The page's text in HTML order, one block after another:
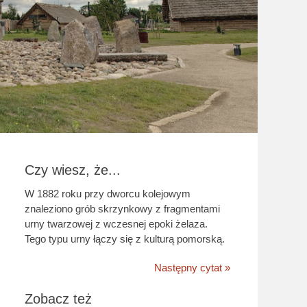
Czy wiesz, że...
W 1882 roku przy dworcu kolejowym
znaleziono grób skrzynkowy z fragmentami
urny twarzowej z wczesnej epoki żelaza.
Tego typu urny łączy się z kulturą pomorską.
Następny cytat »
Zobacz też